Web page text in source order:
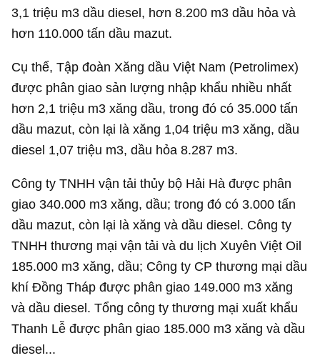
3,1 triệu m3 dầu diesel, hơn 8.200 m3 dầu hỏa và
hơn 110.000 tấn dầu mazut.
Cụ thể, Tập đoàn Xăng dầu Việt Nam (Petrolimex)
được phân giao sản lượng nhập khẩu nhiều nhất
hơn 2,1 triệu m3 xăng dầu, trong đó có 35.000 tấn
dầu mazut, còn lại là xăng 1,04 triệu m3 xăng, dầu
diesel 1,07 triệu m3, dầu hỏa 8.287 m3.
Công ty TNHH vận tải thủy bộ Hải Hà được phân
giao 340.000 m3 xăng, dầu; trong đó có 3.000 tấn
dầu mazut, còn lại là xăng và dầu diesel. Công ty
TNHH thương mại vận tải và du lịch Xuyên Việt Oil
185.000 m3 xăng, dầu; Công ty CP thương mại dầu
khí Đồng Tháp được phân giao 149.000 m3 xăng
và dầu diesel. Tổng công ty thương mại xuất khẩu
Thanh Lễ được phân giao 185.000 m3 xăng và dầu
diesel...